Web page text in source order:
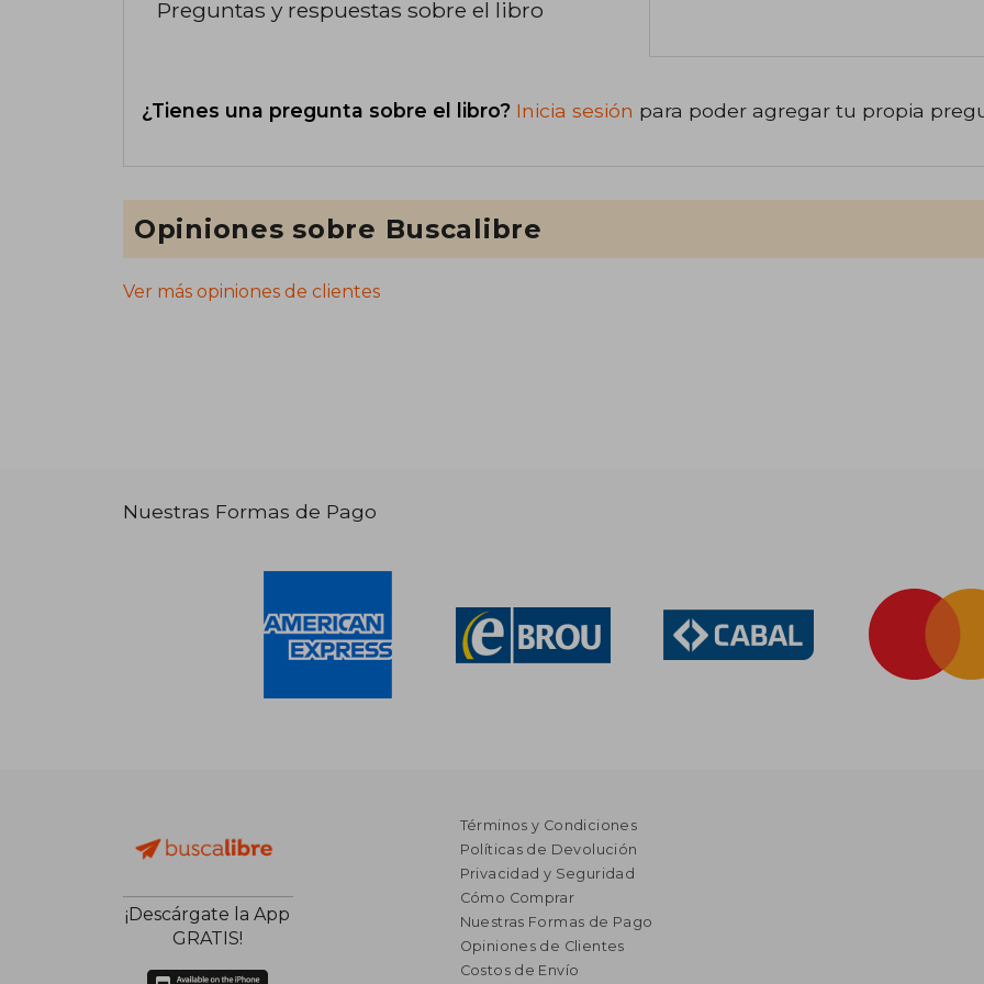
Preguntas y respuestas sobre el libro
¿Tienes una pregunta sobre el libro? Inicia sesión para poder agregar tu propia
Opiniones sobre Buscalibre
Ver más opiniones de clientes
Nuestras Formas de Pago
¡Descárgate la App
GRATIS!
Términos y Condiciones
Políticas de Devolución
Privacidad y Seguridad
Cómo Comprar
Nuestras Formas de Pago
Opiniones de Clientes
Costos de Envío